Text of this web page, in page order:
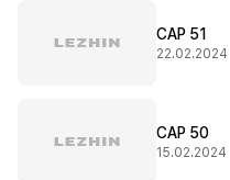
CAP 51
22.02.2024
CAP 50
15.02.2024